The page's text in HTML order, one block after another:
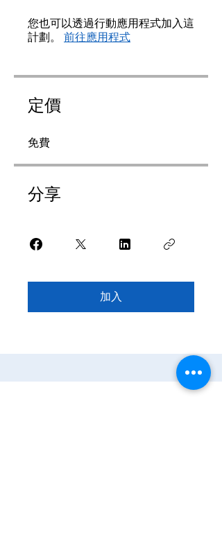
您也可以透過行動應用程式加入這
計劃。
前往應用程式
定價
免費
分享
加入